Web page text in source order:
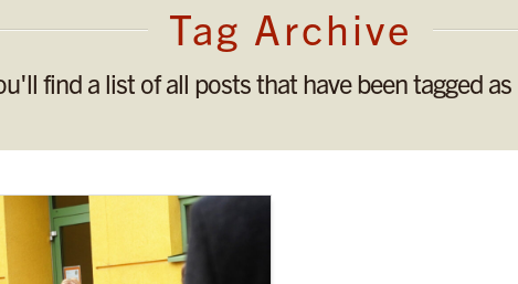
Tag Archive
find a list of all posts that have been tagged as